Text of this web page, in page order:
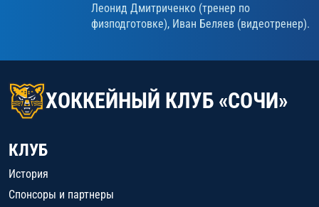
Леонид Дмитриченко (тренер по
физподготовке), Иван Беляев (видеотренер).
КЛУБ
История
Спонсоры и партнеры
ХОККЕЙНЫЙ КЛУБ «СОЧИ»